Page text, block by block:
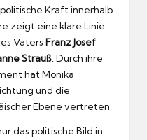
Kraft innerhalb
zeigt eine klare Linie
Vaters Franz Josef
Strauß . Durch ihre
hat Monika
und die
Ebene vertreten.
das politische Bild in